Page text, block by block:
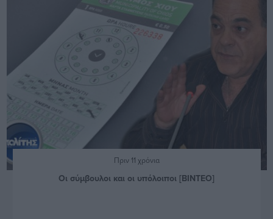
Πριν 11 χρόνια
Οι σύμβουλοι και οι υπόλοιποι [ΒΙΝΤΕΟ]